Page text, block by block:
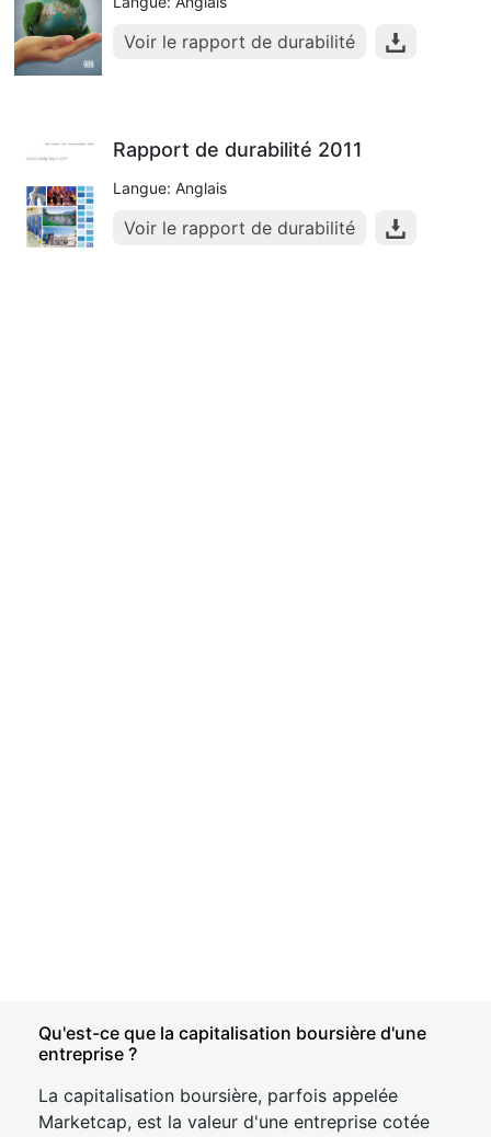
Voir le rapport de durabilité
Rapport de durabilité 2011
Langue: Anglais
Voir le rapport de durabilité
Qu'est-ce que la capitalisation boursière d'une
entreprise ?
La capitalisation boursière, parfois appelée
Marketcap, est la valeur d'une entreprise cotée